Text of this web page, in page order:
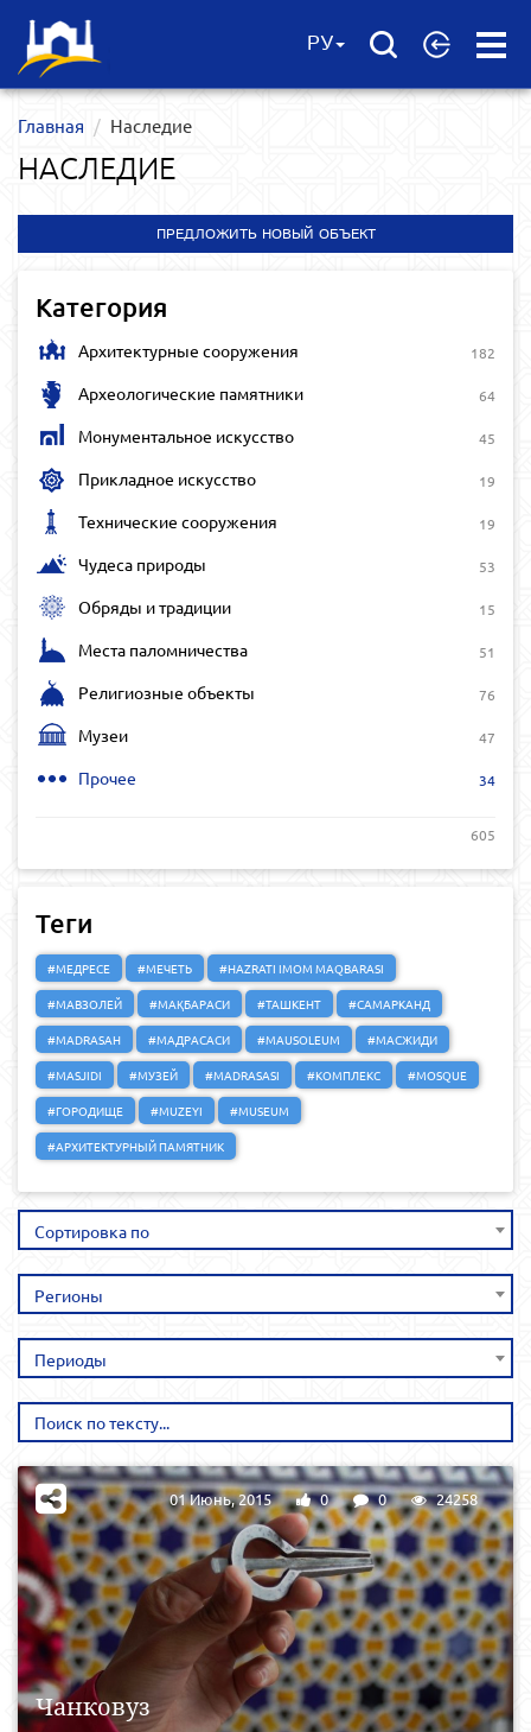
Open
РУ
Главная Наследие
НАСЛЕДИЕ
ПРЕДЛОЖИТЬ НОВЫЙ ОБЪЕКТ
Категория
Архитектурные сооружения 182
Археологические памятники 64
Монументальное искусство 45
Прикладное искусство 19
Технические сооружения 19
Чудеса природы 53
Обряды и традиции 15
Места паломничества 51
Религиозные объекты 76
Музеи 47
Прочее 34
605
Теги
#МЕДРЕСЕ #МЕЧЕТЬ
#HAZRATI IMOM MAQBARASI
#МАВЗОЛЕЙ
#МАҚБАРАСИ #ТАШКЕНТ
#САМАРКАНД
#MADRASAH
#МАДРАСАСИ #MAUSOLEUM
#МАСЖИДИ
#MASJIDI
#МУЗЕЙ #MADRASASI #КОМПЛЕКС
#MOSQUE
#ГОРОДИЩЕ
#MUZEYI
#MUSEUM
#АРХИТЕКТУРНЫЙ ПАМЯТНИК
Сортировка по
Регионы
Периоды
Чанковуз
01 Июнь, 2015 0 0 24258